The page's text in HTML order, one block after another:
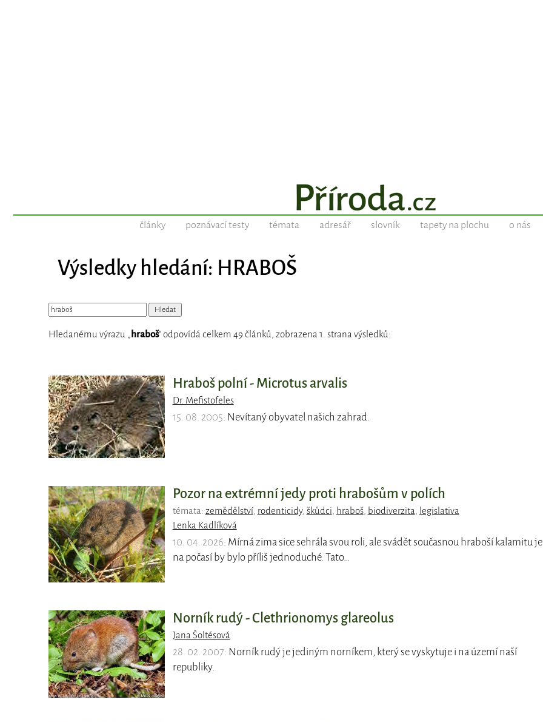
články poznávací testy témata adresář slovník tapety na plochu o nás
Výsledky hledání: HRABOŠ
Hledanému výrazu „ hraboš“ odpovídá celkem 49 článků, zobrazena 1. strana výsledků:
Hraboš polní - Microtus arvalis
Dr. Mefistofeles
15. 08. 2005: Nevítaný obyvatel našich zahrad.
Pozor na extrémní jedy proti hrabošům v polích
témata: zemědělství, rodenticidy, škůdci hraboš, biodiverzita
legislativa
Lenka Kadlíková
10. 04. 2026: Mírná zima sice sehrála svou roli, ale svádět současnou hraboší kalamitu
na počasí by bylo příliš jednoduché. Tato…
Norník rudý - Clethrionomys glareolus
Jana Šoltésová
28. 02. 2007: Norník rudý je jediným norníkem, který se vyskytuje i na území naší
republiky.